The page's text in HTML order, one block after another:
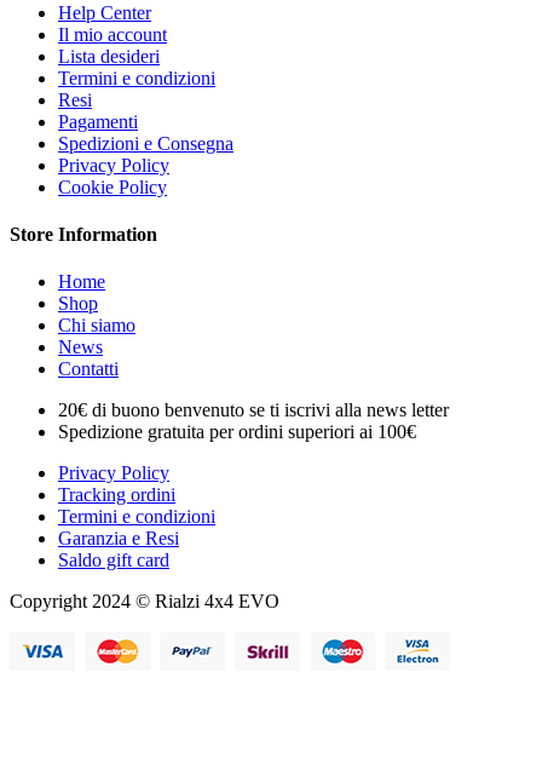
Help Center
Il mio account
Lista desideri
Termini e condizioni
Resi
Pagamenti
Spedizioni e Consegna
Privacy Policy
Cookie Policy
Store Information
Home
Shop
Chi siamo
News
Contatti
20€ di buono benvenuto se ti iscrivi alla news letter
Spedizione gratuita per ordini superiori ai 100€
Privacy Policy
Tracking ordini
Termini e condizioni
Garanzia e Resi
Saldo gift card
Copyright 2024 © Rialzi 4x4 EVO